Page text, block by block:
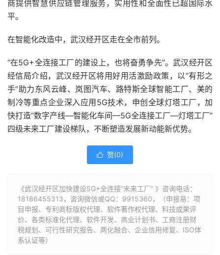
商提供智慧供应链管理服务，实用性和全面性已超国际水
平。
在智能化改造中，武汉经开区走在全市前列。
“在5G+全连接工厂的建设上，也将奋勇争先”。武汉经开区
经信局介绍，武汉经开区将用好用活激励政策，以“有形之
手”助力东风云峰、岚图汽车、路特斯全球智能工厂、美的
制冷等重点企业深入应用5G技术，申创全球灯塔工厂，加
快打造“数字产线—智能化车间—5G全连接工厂—灯塔工厂”
四级未来工厂建设梯队，不断塑造发展新动能新优势。
 赞(0)
《武汉经开区加快建设5G+全连接“未来工厂” 》咨询电话：
18186455313，咨询微信或QQ：9915360，（申报易：项
目申报、专利商标版权代理、软件著作权代理、科技成果评
价、各类标准化代理、软件开发、商业计划书、工商注册财
税规划、可行性研究报告、两化融合、企业信用修复、ISO体
系认证等）